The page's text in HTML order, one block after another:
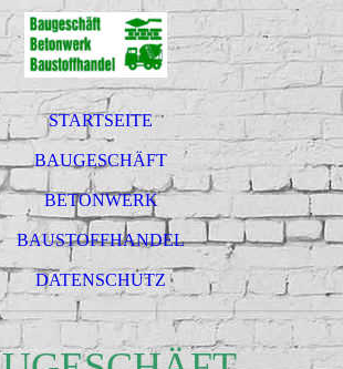
STARTSEITE
BAUGESCHÄFT
BETONWERK
BAUSTOFFHANDEL
DATENSCHUTZ